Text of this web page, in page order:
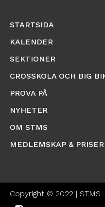
STARTSIDA
KALENDER
SEKTIONER
CROSSKOLA OCH BIG
PROVA PÅ
NYHETER
OM STMS
MEDLEMSKAP & PRISER
Copyright © 2022 | STMS